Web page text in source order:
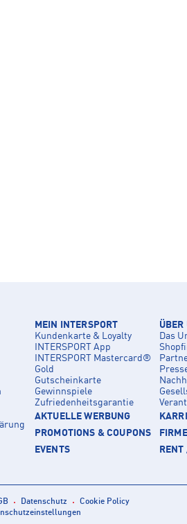
MEIN INTERSPORT
Kundenkarte & Loyalty
INTERSPORT App
INTERSPORT Mastercard®
Gold
Gutscheinkarte
Gewinnspiele
Zufriedenheitsgarantie
AKTUELLE WERBUNG
PROMOTIONS & COUPONS
EVENTS
ÜBER
Das
RENT
Datenschutz
Cookie Policy